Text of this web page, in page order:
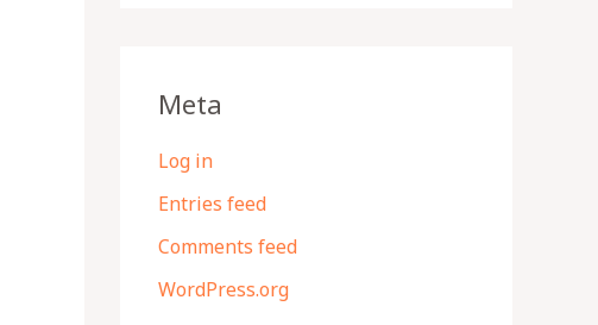
Meta
Log in
Entries feed
Comments feed
WordPress.org